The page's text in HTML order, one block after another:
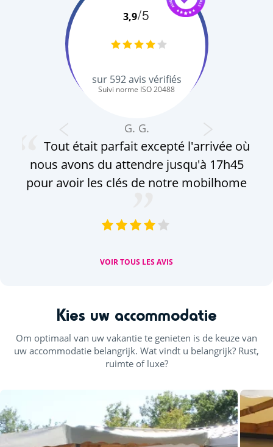
3,9/5
sur 592avis vérifiés
Suivi norme ISO 20488
G. G.
Tout était parfait excepté l'arrivée où
nous avons du attendre jusqu'à 17h45
pour avoir les clés de notre mobilhome
VOIR TOUS LES AVIS
Kies uw accommodatie
Om optimaal van uw vakantie te genieten is de keuze van
uw accommodatie belangrijk. Wat vindt u belangrijk? Rust,
ruimte of luxe?